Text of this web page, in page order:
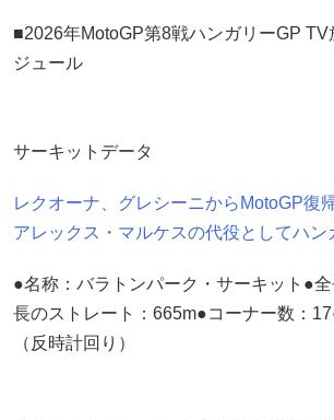
■2026年MotoGP第8戦ハンガリーGP TV
ジュール
サーキットデータ
レクオーナ、グレシーニからMotoGP復
アレックス・マルケスの代役としてハン
●名称：バラトンパーク・サーキット●
長のストレート：665m●コーナー数：
（反時計回り）